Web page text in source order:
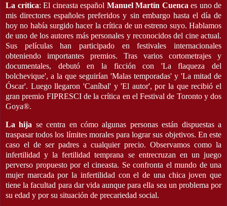
La crítica: El cineasta español Manuel Martín Cuenca es uno de
mis directores españoles preferidos y sin embargo hasta el día de
hoy no había surgido hacer la crítica de un estreno suyo. Hablamos
de uno de los autores más personales y reconocidos del cine actual.
Sus películas han participado en festivales internacionales
obteniendo importantes premios. Tras varios cortometrajes y
documentales, debutó en la ficción con 'La flaqueza del
bolchevique', a la que seguirían 'Malas temporadas' y 'La mitad de
Óscar'. Luego llegaron 'Caníbal' y 'El autor', por la que recibió el
gran premio FIPRESCI de la crítica en el Festival de Toronto y dos
Goya®.
La hija se centra en cómo algunas personas están dispuestas a
traspasar todos los límites morales para lograr sus objetivos. En este
caso el de ser padres a cualquier precio. Observamos como la
infertilidad y la fertilidad temprana se entrecruzan en un juego
perverso propuesto por el cineasta. Se confronta el mundo de una
mujer marcada por la infertilidad con el de una chica joven que
tiene la facultad para dar vida aunque para ella sea un problema por
su edad y por su situación de precariedad social.